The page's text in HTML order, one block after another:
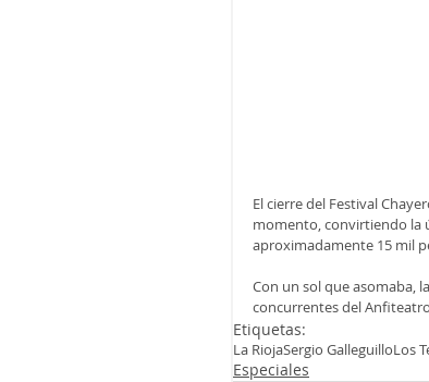
El cierre del Festival
momento, convirtiendo la
aproximadamente 15 mil
Con un sol que asomaba,
concurrentes del Anfiteatro
Etiquetas:
La RiojaSergio GalleguilloLos
Especiales